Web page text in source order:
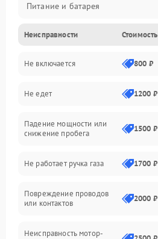
Питание и батарея
Двигатель и ходовая часть
Тормоза и безопасность
Подвеска и колеса
Электроника и управление
Механические повреждения
Неисправности Стоимость
Не включается 800 ₽
Не едет 1200 ₽
Падение мощности или
снижение пробега
1500 ₽
Не работает ручка газа 1700 ₽
Повреждение проводов
или контактов
2000 ₽
Неисправность мотор-